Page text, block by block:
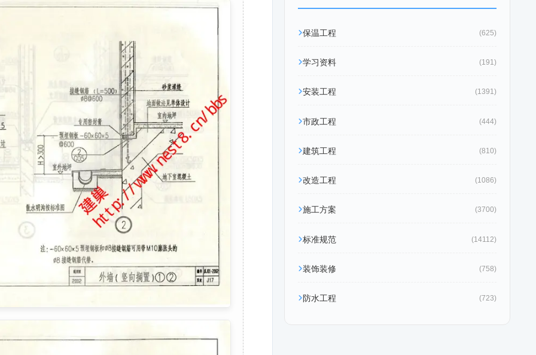
保温工程 (625)
学习资料 (191)
安装工程 (1391)
市政工程 (444)
建筑工程 (810)
改造工程 (1086)
施工方案 (3700)
标准规范 (14112)
装饰装修 (758)
防水工程 (723)